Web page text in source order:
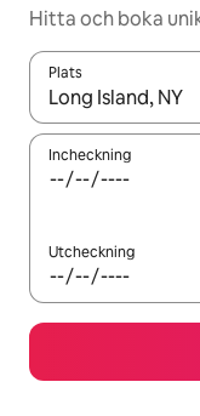
Hitta och boka
Plats
När resultaten är
Incheckning
Utcheckning